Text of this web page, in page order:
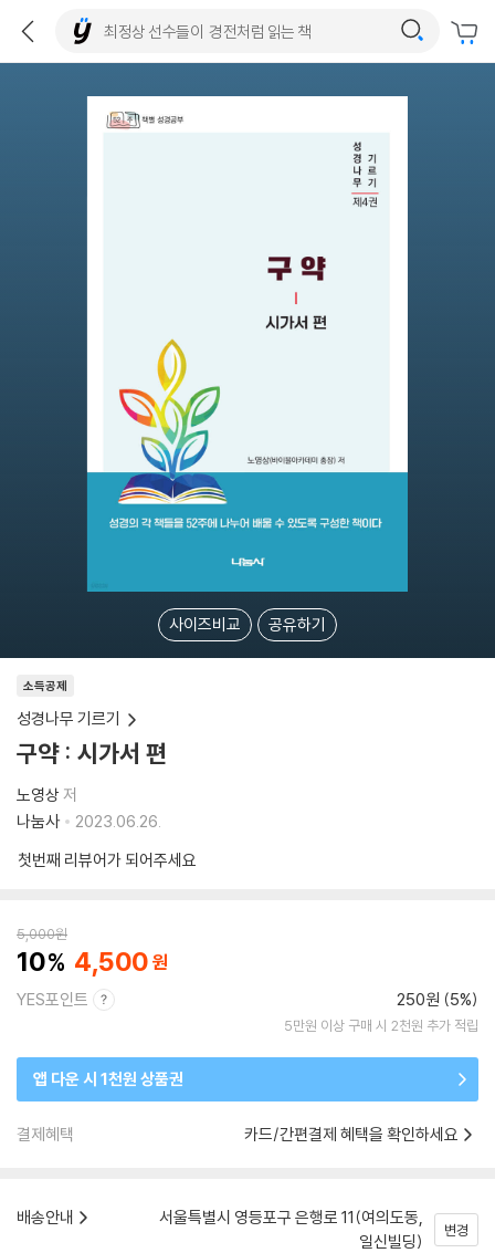
사이즈비교 공유하기
소득공제
성경나무 기르기
구약 : 시가서 편
노영상 저
나눔사
2023.06.26.
첫번째 리뷰어가 되어주세요
5,000원
10 4,500
YES포인트 250원 (5%)
5만원 이상 구매 시 2천원 추가 적립
앱 다운 시 1천원 상품권
결제혜택 카드/간편결제 혜택을 확인하세요
배송안내
서울특별시 영등포구 은행로 11(여의도동,
일신빌딩)
변경